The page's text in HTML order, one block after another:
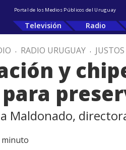
Portal de los Medios Públicos del Uruguay
Televisión Radio
. RADIO URUGUAY .
y
Maldonado,
minuto